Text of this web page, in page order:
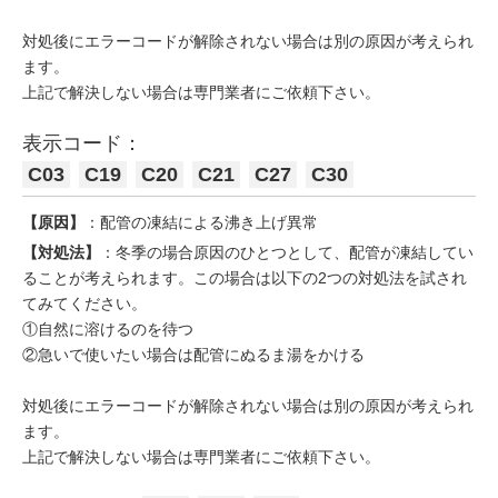
対処後にエラーコードが解除されない場合は別の原因が考えられ
ます。
上記で解決しない場合は専門業者にご依頼下さい。
表示コード：
C03
C19 C20 C21 C27 C30
【原因】
：配管の凍結による沸き上げ異常
【対処法】
：冬季の場合原因のひとつとして、配管が凍結してい
ることが考えられます。この場合は以下の2つの対処法を試され
てみてください。
①自然に溶けるのを待つ
②急いで使いたい場合は配管にぬるま湯をかける
対処後にエラーコードが解除されない場合は別の原因が考えられ
ます。
上記で解決しない場合は専門業者にご依頼下さい。